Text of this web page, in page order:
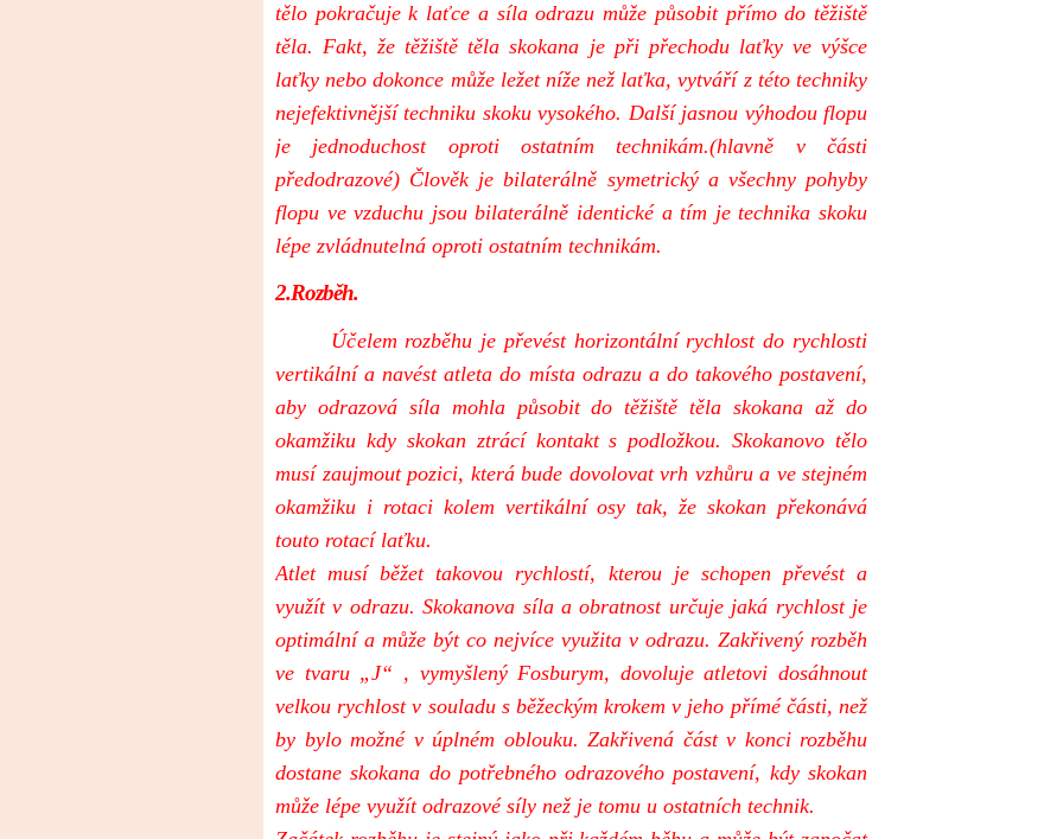
tělo pokračuje k laťce a síla odrazu může působit přímo do těžiště
těla. Fakt, že těžiště těla skokana je při přechodu laťky ve výšce
laťky nebo dokonce může ležet níže než laťka, vytváří z této techniky
nejefektivnější techniku skoku vysokého. Další jasnou výhodou flopu
je jednoduchost oproti ostatním technikám.(hlavně v části
předodrazové) Člověk je bilaterálně symetrický a všechny pohyby
flopu ve vzduchu jsou bilaterálně identické a tím je technika skoku
lépe zvládnutelná oproti ostatním technikám.
2.Rozběh.
Účelem rozběhu je převést horizontální rychlost do rychlosti
vertikální a navést atleta do místa odrazu a do takového postavení,
aby odrazová síla mohla působit do těžiště těla skokana až do
okamžiku kdy skokan ztrácí kontakt s podložkou. Skokanovo tělo
musí zaujmout pozici, která bude dovolovat vrh vzhůru a ve stejném
okamžiku i rotaci kolem vertikální osy tak, že skokan překonává
touto rotací laťku.
Atlet musí běžet takovou rychlostí, kterou je schopen převést a
využít v odrazu. Skokanova síla a obratnost určuje jaká rychlost je
optimální a může být co nejvíce využita v odrazu. Zakřivený rozběh
ve tvaru „J“ , vymyšlený Fosburym, dovoluje atletovi dosáhnout
velkou rychlost v souladu s běžeckým krokem v jeho přímé části, než
by bylo možné v úplném oblouku. Zakřivená část v konci rozběhu
dostane skokana do potřebného odrazového postavení, kdy skokan
může lépe využít odrazové síly než je tomu u ostatních technik.